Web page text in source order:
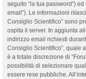
seguito “la tua password”)
email”). Le informazioni
Consiglio Scientifico” sono
ospita il server. In aggiunta
indirizzo email richiesti
Consiglio Scientifico”, quale
è a totale discrezione di
possibilità di selezionare
essere rese pubbliche.